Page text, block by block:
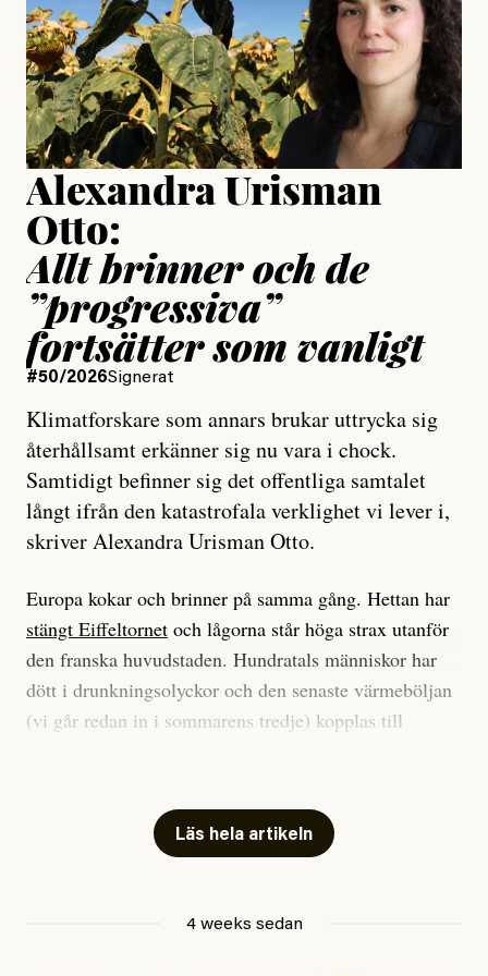
Jesper Lundby
Publicerad15 July, 2026
Uppdaterad15 July, 2026
Alexandra Urisman
Otto:
Allt brinner och de
”progressiva”
fortsätter som vanligt
#50/2026Signerat
Klimatforskare som annars brukar uttrycka sig
återhållsamt erkänner sig nu vara i chock.
Samtidigt befinner sig det offentliga samtalet
långt ifrån den katastrofala verklighet vi lever i,
skriver Alexandra Urisman Otto.
Europa kokar och brinner på samma gång. Hettan har
stängt Eiffeltornet och lågorna står höga strax utanför
den franska huvudstaden. Hundratals människor har
dött i drunkningsolyckor och den senaste värmeböljan
(vi går redan in i sommarens tredje) kopplas till
Har du också panik i hettan? Känns det som en
mardröm? Bra, allt annat vore fullständigt orimligt.
att han brukar vara ganska återhållsam när han
Läs hela artikeln
4 weeks sedan